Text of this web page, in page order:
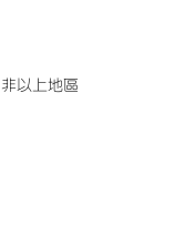
非以上地區